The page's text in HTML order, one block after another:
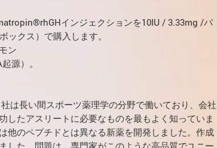
インジェクションを10IU / 3.33mg /バ
ックス）で購入します。
ン
源）。
社は長い間スポーツ薬理学の分野で働いており、会社
したアスリートに必要なものを最もよく知っていま
他のペプチドとは異なる新薬を開発しました。作成
した。問題は、専門家がこのような高品質でユニー